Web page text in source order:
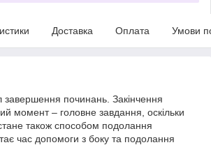
Доставка Оплата Умови
завершення починань. Закінчення
момент – головне завдання, оскільки
стане також способом подолання
час допомоги з боку та подолання